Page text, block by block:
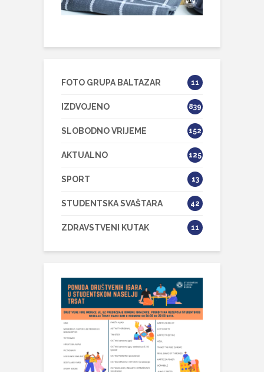
FOTO GRUPA BALTAZAR 11
IZDVOJENO 839
SLOBODNO VRIJEME 152
AKTUALNO 125
SPORT 13
STUDENTSKA SVAŠTARA 42
ZDRAVSTVENI KUTAK 11